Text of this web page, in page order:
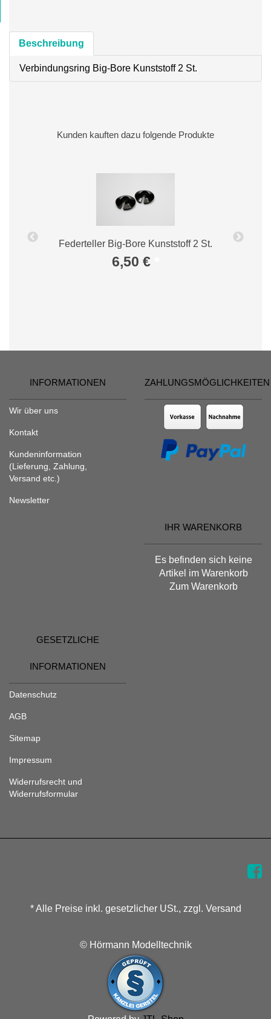
Beschreibung
Verbindungsring Big-Bore Kunststoff 2 St.
Kunden kauften dazu folgende Produkte
Federteller Big-Bore Kunststoff 2 St.
6,50 €
INFORMATIONEN
Wir über uns
Kontakt
Kundeninformation
(Lieferung, Zahlung,
Versand etc.)
Newsletter
ZAHLUNGSMÖGLICHKEITEN
IHR WARENKORB
Es befinden sich keine
Artikel im Warenkorb
Zum Warenkorb
GESETZLICHE
INFORMATIONEN
Datenschutz
AGB
Sitemap
Impressum
Widerrufsrecht und
Widerrufsformular
* Alle Preise inkl. gesetzlicher USt., zzgl. Versand
© Hörmann Modelltechnik